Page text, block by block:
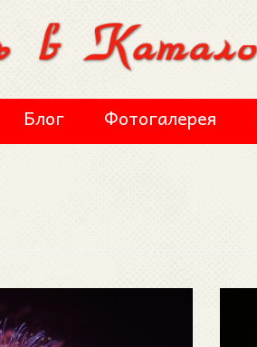
Блог Фотогалерея